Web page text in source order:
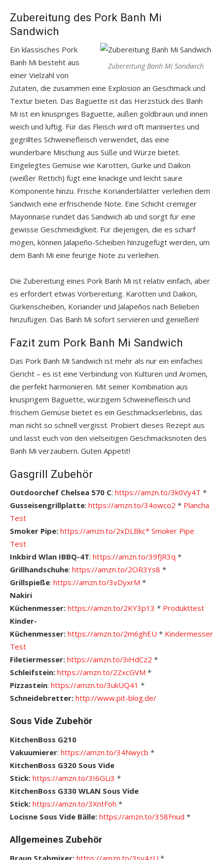
Zubereitung des Pork Banh Mi
Sandwich
Zubereitung Banh Mi Sandwich
Ein klassisches Pork
Banh Mi besteht aus
einer Vielzahl von
Zutaten, die zusammen eine Explosion an Geschmack und
Textur bieten. Das Baguette ist das Herzstück des Banh
Mi ist ein knuspriges Baguette, außen goldbraun und innen
weich und luftig. Für das Fleisch wird oft mariniertes und
gegrilltes Schweinefleisch verwendet, das eine
wunderbare Mischung aus Süße und Würze bietet.
Eingelegtes Gemüse wie Karotten, Gurke und Daikon
(weißer Rettich) fügt eine knackige und leicht saure
Komponente hinzu. Frische Korianderblätter verleihen dem
Sandwich eine erfrischende Note. Eine Schicht cremiger
Mayonnaise rundet das Sandwich ab und sorgt für eine
gewisse Geschmeidigkeit. Für diejenigen, die es scharf
mögen, können Jalapeño-Scheiben hinzugefügt werden, um
dem Banh Mi eine feurige Note zu verleihen.
Die Zubereitung eines Pork Banh Mi ist relativ einfach, aber
es erfordert etwas Vorbereitung. Karotten und Daikon,
Gurkenscheiben, Koriander und Jalapeños nach Belieben
hinzufügen. Das Banh Mi sofort servieren und genießen!
Fazit zum Pork Banh Mi Sandwich
Das Pork Banh Mi Sandwich ist mehr als nur ein einfaches
Gericht – es ist eine Verbindung von Kulturen und Aromen,
die perfekt harmonieren. Mit seiner Kombination aus
knusprigem Baguette, würzigem Schweinefleisch und
frischem Gemüse bietet es ein Geschmackserlebnis, das
man nicht so schnell vergisst. Probiert dieses Rezept aus
und lasst euch von den vielseitigen Geschmacksnoten des
Banh Mi verzaubern. Guten Appetit!
Gasgrill Zubehör
Outdoorchef Chelsea 570 C: https://amzn.to/3k0Vy4T *
Gusseisengrillplatte: https://amzn.to/34owco2 * Plancha
Test
Smoker Pipe: https://amzn.to/2xDLBkc* Smoker Pipe
Test
Inkbird Wlan IBBQ-4T: https://amzn.to/39fJR3q *
Grillhandschuhe: https://amzn.to/2OR3Ys8 *
Grillspieße: https://amzn.to/3vDyxrM *
Nakiri
Küchenmesser: https://amzn.to/2KY3p13 * Produkttest
Kinder-
Küchenmesser: https://amzn.to/2m6ghEU * Kindermesser
Test
Filetiermesser: https://amzn.to/3iHdCz2 *
Schleifstein: https://amzn.to/2ZxcGVM *
Pizzastein: https://amzn.to/3ukUQ41 *
Schneidebretter: http://www.pit-blog.de/
Sous Vide Zubehör
KitchenBoss G210
Vakuumierer: https://amzn.to/34Nwycb *
KitchenBoss G320 Sous Vide
Stick: https://amzn.to/3I6GLi3 *
KitchenBoss G330 WLAN Sous Vide
Stick: https://amzn.to/3XntFoh *
Locisne Sous Vide Bälle: https://amzn.to/358Fnud *
Allgemeines Zubehör
Braun Stabmixer: https://amzn.to/3sy4zU *